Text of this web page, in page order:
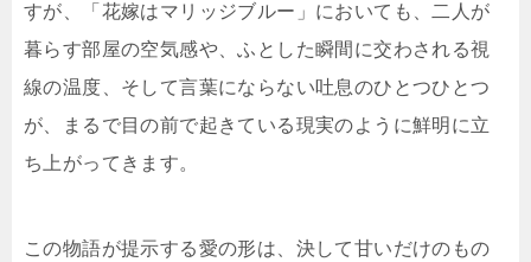
すが、「花嫁はマリッジブルー」においても、二人が
暮らす部屋の空気感や、ふとした瞬間に交わされる視
線の温度、そして言葉にならない吐息のひとつひとつ
が、まるで目の前で起きている現実のように鮮明に立
ち上がってきます。
この物語が提示する愛の形は、決して甘いだけのもの